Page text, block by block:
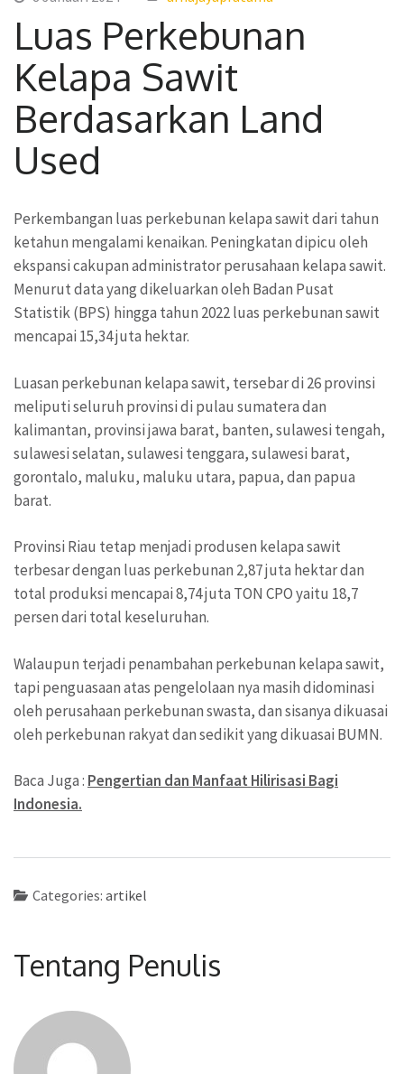
Luas Perkebunan
Kelapa Sawit
Berdasarkan Land
Used
Perkembangan luas perkebunan kelapa sawit dari tahun
ketahun mengalami kenaikan. Peningkatan dipicu oleh
ekspansi cakupan administrator perusahaan kelapa sawit.
Menurut data yang dikeluarkan oleh Badan Pusat
Statistik (BPS) hingga tahun 2022 luas perkebunan sawit
mencapai 15,34 juta hektar.
Luasan perkebunan kelapa sawit, tersebar di 26 provinsi
meliputi seluruh provinsi di pulau sumatera dan
kalimantan, provinsi jawa barat, banten, sulawesi tengah,
sulawesi selatan, sulawesi tenggara, sulawesi barat,
gorontalo, maluku, maluku utara, papua, dan papua
barat.
Provinsi Riau tetap menjadi produsen kelapa sawit
terbesar dengan luas perkebunan 2,87 juta hektar dan
total produksi mencapai 8,74 juta TON CPO yaitu 18,7
persen dari total keseluruhan.
Walaupun terjadi penambahan perkebunan kelapa sawit,
tapi penguasaan atas pengelolaan nya masih didominasi
oleh perusahaan perkebunan swasta, dan sisanya dikuasai
oleh perkebunan rakyat dan sedikit yang dikuasai BUMN.
Baca Juga : Pengertian dan Manfaat Hilirisasi Bagi
Indonesia.
Categories: artikel
Tentang Penulis